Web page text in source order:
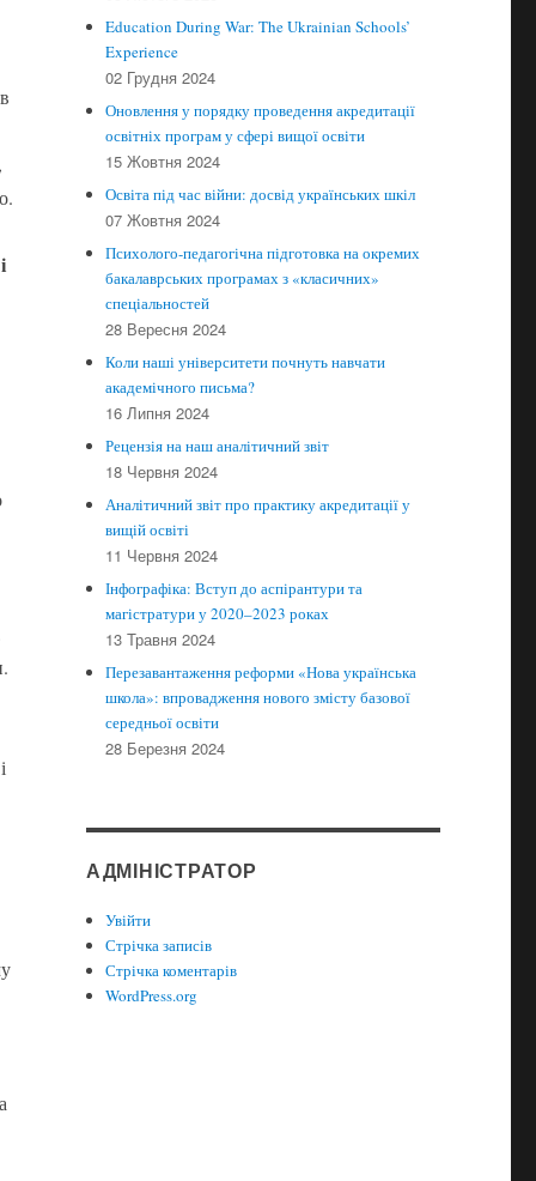
Education During War: The Ukrainian Schools’
Experience
02 Грудня 2024
Оновлення у порядку проведення акредитації
освітніх програм у сфері вищої освіти
15 Жовтня 2024
Освіта під час війни: досвід українських шкіл
07 Жовтня 2024
Психолого-педагогічна підготовка на окремих
бакалаврських програмах з «класичних»
спеціальностей
28 Вересня 2024
Коли наші університети почнуть навчати
академічного письма?
16 Липня 2024
Рецензія на наш аналітичний звіт
18 Червня 2024
Аналітичний звіт про практику акредитації у
вищій освіті
11 Червня 2024
Інфографіка: Вступ до аспірантури та
магістратури у 2020–2023 роках
13 Травня 2024
Перезавантаження реформи «Нова українська
школа»: впровадження нового змісту базової
середньої освіти
28 Березня 2024
АДМІНІСТРАТОР
Увійти
Стрічка записів
Стрічка коментарів
WordPress.org